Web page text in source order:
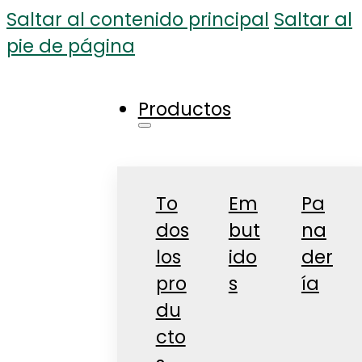
Saltar al contenido principal Saltar al
pie de página
Productos
To
dos
los
pro
du
cto
Em
but
ido
s
Pa
na
der
ía